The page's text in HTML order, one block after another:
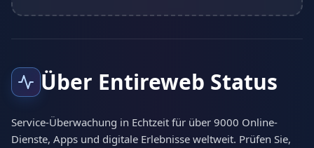
Über Entireweb Status
Service-Überwachung in Echtzeit für über 9000 Online-
Dienste, Apps und digitale Erlebnisse weltweit. Prüfen Sie,